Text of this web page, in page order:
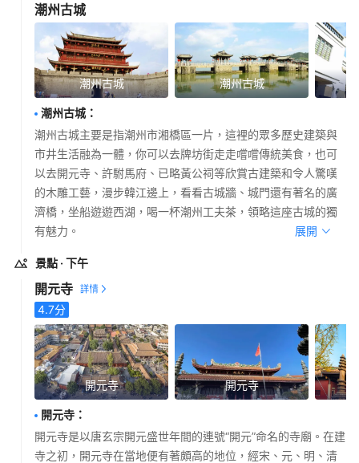
潮州古城
潮州古城 潮州古城
潮州古城：
潮州古城主要是指潮州市湘橋區一片，這裡的眾多歷史建築與
市井生活融為一體，你可以去牌坊街走走嚐嚐傳統美食，也可
以去開元寺、許駙馬府、已略黃公祠等欣賞古建築和令人驚嘆
的木雕工藝，漫步韓江邊上，看看古城牆、城門還有著名的廣
濟橋，坐船遊遊西湖，喝一杯潮州工夫茶，領略這座古城的獨
有魅力。
展開
景點 · 下午
開元寺
4.7分
開元寺 開元寺
開元寺 ：
開元寺是以唐玄宗開元盛世年間的連號“開元”命名的寺廟。在建
寺之初，開元寺在當地便有著頗高的地位，經宋、元、明、清